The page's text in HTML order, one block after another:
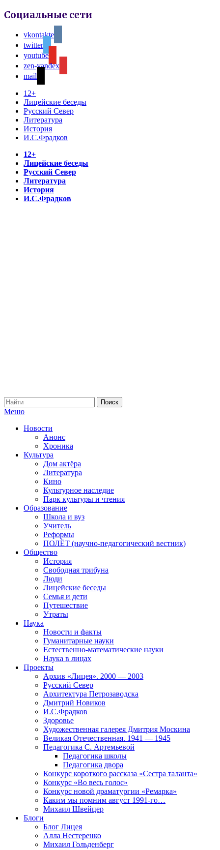
Социальные сети
vkontakte
twitter
youtube
zen-yandex
mail
12+
Лицейские беседы
Русский Север
Литература
История
И.С.Фрадков
12+
Лицейские беседы
Русский Север
Литература
История
И.С.Фрадков
Меню
Новости
Анонс
Хроника
Культура
Дом актёра
Литература
Кино
Культурное наследие
Парк культуры и чтения
Образование
Школа и вуз
Учитель
Реформы
ПОЛЁТ (научно-педагогический вестник)
Общество
История
Свободная трибуна
Люди
Лицейские беседы
Семья и дети
Путешествие
Утраты
Наука
Новости и факты
Гуманитарные науки
Естественно-математические науки
Наука в лицах
Проекты
Архив «Лицея». 2000 — 2003
Русский Север
Архитектура Петрозаводска
Дмитрий Новиков
И.С.Фрадков
Здоровье
Художественная галерея Дмитрия Москина
Великая Отечественная. 1941 — 1945
Педагогика С. Артемьевой
Педагогика школы
Педагогика двора
Конкурс короткого рассказа «Сестра таланта»
Конкурс «Во весь голос»
Конкурс новой драматургии «Ремарка»
Каким мы помним август 1991-го…
Михаил Швейцер
Блоги
Блог Лицея
Алла Нестеренко
Михаил Гольденберг